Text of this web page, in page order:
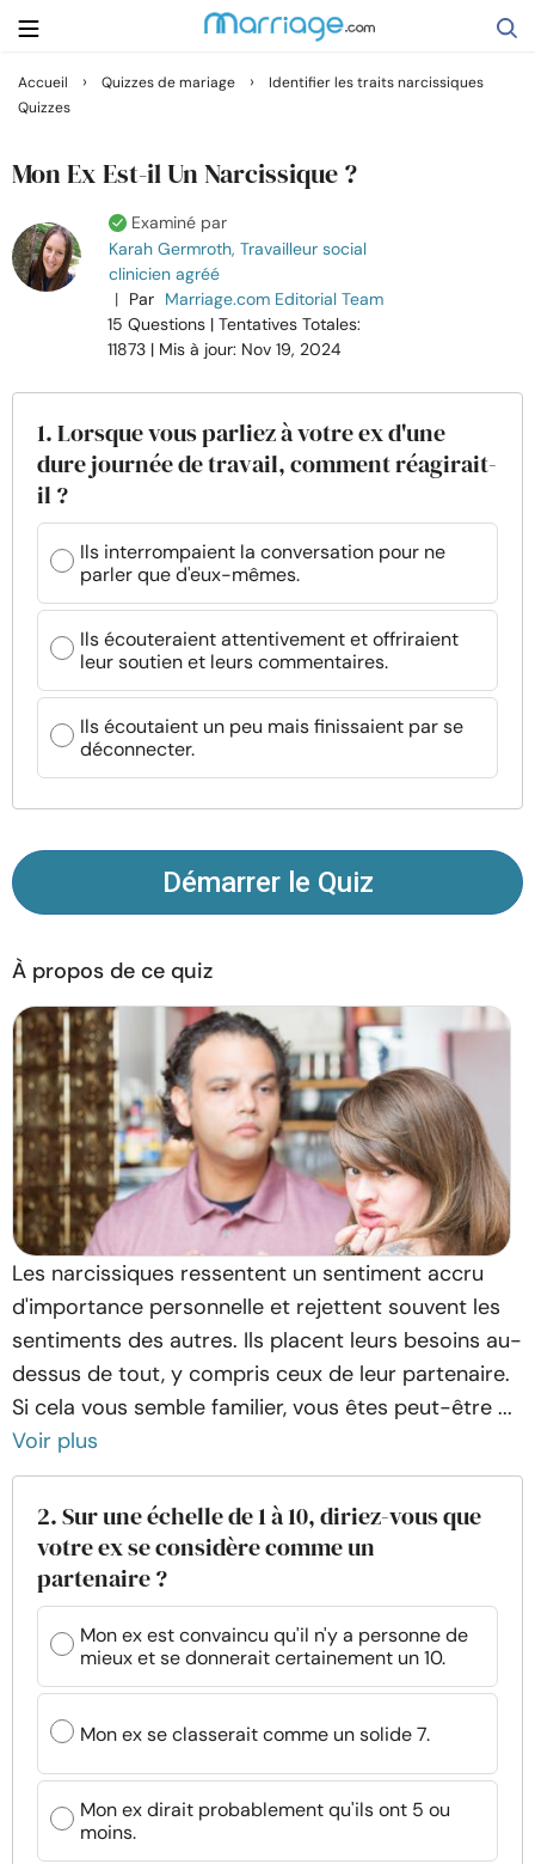
Rechercher
Se marier
Relations
Aide
Cours
Ressources
Communauté
Trouver un thérapeute
Langue
À propos de nous Contact Écrivez pour nous
Publicité avec
© Copyright 2026. Tous droits réservés.
Accueil › Quizzes de mariage ›
Identifier les traits narcissiques
Quizzes
Mon Ex Est-il Un Narcissique ?
Examiné par
Karah Germroth, Travailleur social
clinicien agréé
| Par Marriage.com Editorial Team
15 Questions | Tentatives Totales:
11873 | Mis à jour: Nov 19, 2024
1. Lorsque vous parliez à votre ex d'une
dure journée de travail, comment réagirait-
il ?
Ils interrompaient la conversation pour ne
parler que d'eux-mêmes.
Ils écouteraient attentivement et offriraient
leur soutien et leurs commentaires.
Ils écoutaient un peu mais finissaient par se
déconnecter.
Démarrer le Quiz
À propos de ce quiz
Les narcissiques ressentent un sentiment accru
d'importance personnelle et rejettent souvent les
sentiments des autres. Ils placent leurs besoins au-
dessus de tout, y compris ceux de leur partenaire.
Si cela vous semble familier, vous êtes peut-être ...
Voir plus
2. Sur une échelle de 1 à 10, diriez-vous que
votre ex se considère comme un
partenaire ?
Mon ex est convaincu qu'il n'y a personne de
mieux et se donnerait certainement un 10.
Mon ex se classerait comme un solide 7.
Mon ex dirait probablement qu'ils ont 5 ou
moins.